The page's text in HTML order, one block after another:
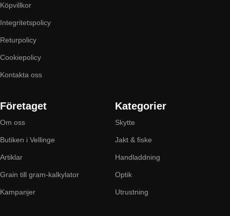
Köpvillkor
Integritetspolicy
Returpolicy
Cookiepolicy
Kontakta oss
Företaget
Om oss
Butiken i Vellinge
Artiklar
Grain till gram-kalkylator
Kampanjer
Kategorier
Skytte
Jakt & fiske
Handladdning
Optik
Utrustning